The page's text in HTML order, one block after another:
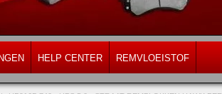
HELP CENTER REMVLOEISTOF